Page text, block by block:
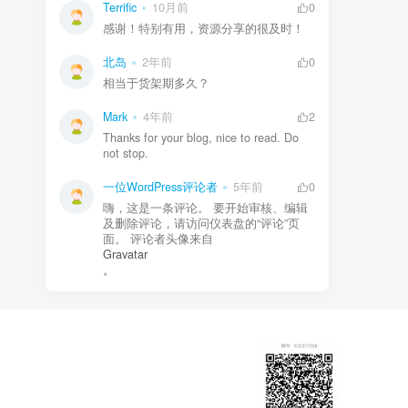
Terrific 10月前
0
感谢！特别有用，资源分享的很及时！
北岛 2年前
0
相当于货架期多久？
Mark 4年前
2
Thanks for your blog, nice to read. Do
not stop.
一位WordPress评论者 5年前
0
嗨，这是一条评论。 要开始审核、编辑
及删除评论，请访问仪表盘的“评论”页
面。 评论者头像来自
Gravatar
。